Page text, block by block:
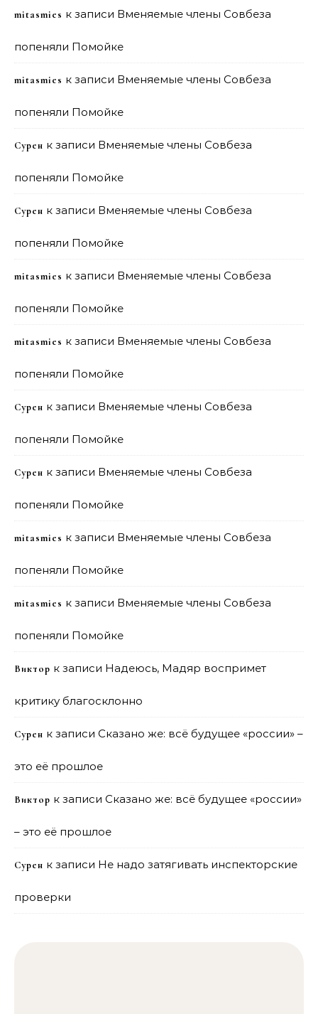
mitasmies к записи Вменяемые члены Совбеза
попеняли Помойке
mitasmies к записи Вменяемые члены Совбеза
попеняли Помойке
Сурен к записи Вменяемые члены Совбеза
попеняли Помойке
Сурен к записи Вменяемые члены Совбеза
попеняли Помойке
mitasmies к записи Вменяемые члены Совбеза
попеняли Помойке
mitasmies к записи Вменяемые члены Совбеза
попеняли Помойке
Сурен к записи Вменяемые члены Совбеза
попеняли Помойке
Сурен к записи Вменяемые члены Совбеза
попеняли Помойке
mitasmies к записи Вменяемые члены Совбеза
попеняли Помойке
mitasmies к записи Вменяемые члены Совбеза
попеняли Помойке
Виктор к записи Надеюсь, Мадяр воспримет
критику благосклонно
Сурен к записи Сказано же: всё будущее «россии» –
это её прошлое
Виктор к записи Сказано же: всё будущее «россии»
– это её прошлое
Сурен к записи Не надо затягивать инспекторские
проверки